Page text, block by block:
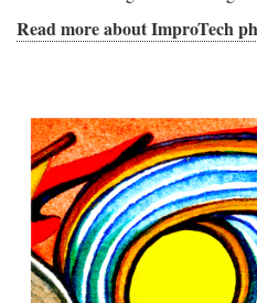
Read more about ImproTech